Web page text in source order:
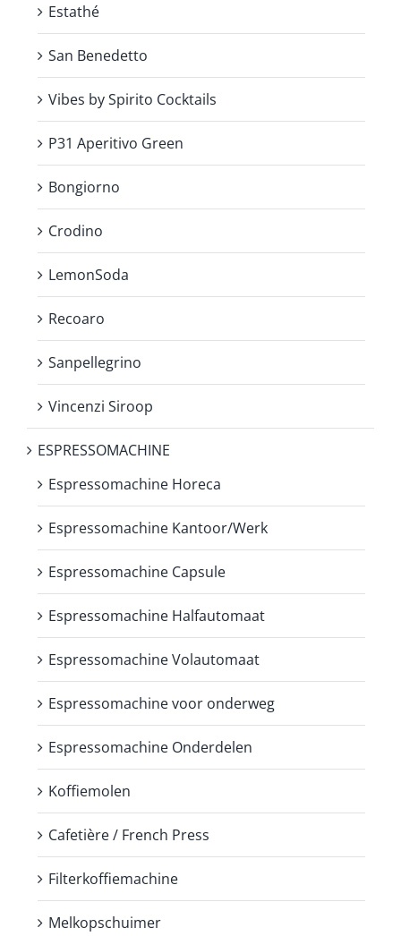
Estathé
San Benedetto
Vibes by Spirito Cocktails
P31 Aperitivo Green
Bongiorno
Crodino
LemonSoda
Recoaro
Sanpellegrino
Vincenzi Siroop
ESPRESSOMACHINE
Espressomachine Horeca
Espressomachine Kantoor/Werk
Espressomachine Capsule
Espressomachine Halfautomaat
Espressomachine Volautomaat
Espressomachine voor onderweg
Espressomachine Onderdelen
Koffiemolen
Cafetière / French Press
Filterkoffiemachine
Melkopschuimer